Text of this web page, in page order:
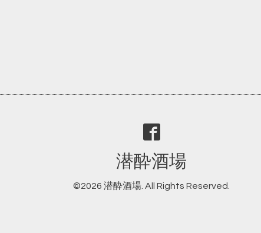
潜酔酒場
©2026 潜酔酒場 . All Rights Reserved.